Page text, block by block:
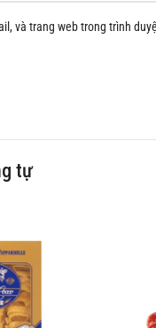
và trang web trong trình
tự